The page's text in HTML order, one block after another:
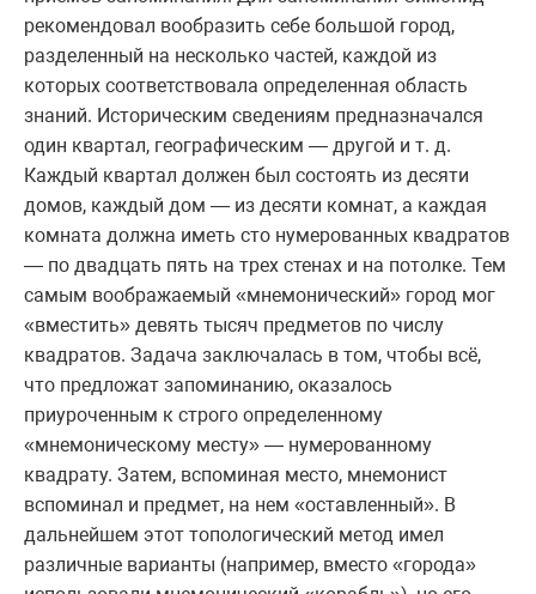
рекомендовал вообразить себе большой город,
разделенный на несколько частей, каждой из
которых соответствовала определенная область
знаний. Историческим сведениям предназначался
один квартал, географическим — другой и т. д.
Каждый квартал должен был состоять из десяти
домов, каждый дом — из десяти комнат, а каждая
комната должна иметь сто нумерованных квадратов
— по двадцать пять на трех стенах и на потолке. Тем
самым воображаемый «мнемонический» город мог
«вместить» девять тысяч предметов по числу
квадратов. Задача заключалась в том, чтобы всё,
что предложат запоминанию, оказалось
приуроченным к строго определенному
«мнемоническому месту» — нумерованному
квадрату. Затем, вспоминая место, мнемонист
вспоминал и предмет, на нем «оставленный». В
дальнейшем этот топологический метод имел
различные варианты (например, вместо «города»